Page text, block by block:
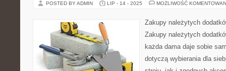
POSTED BY ADMIN LIP - 14 - 2025 MOŻLIWOŚĆ
Zakupy należytych
Zakupy należytych
każda dama daje sobie
dotyczą wybierania dla